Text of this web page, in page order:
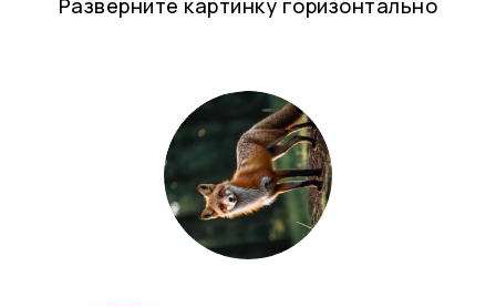
Разверните картинку горизонтально